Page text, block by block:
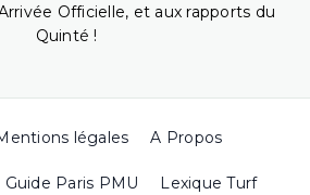
Officielle, et aux rapports du
Quinté !
légales A Propos
Guide Paris PMU Lexique Turf